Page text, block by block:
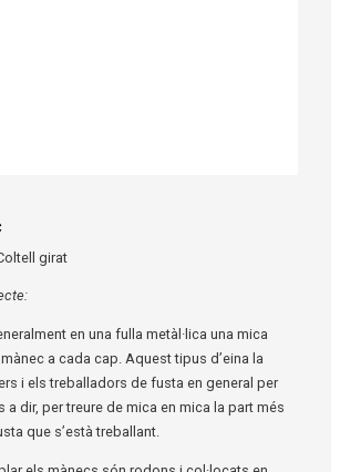
girat
en una fulla metàl·lica una mica
a cada cap. Aquest tipus d’eina la
i els treballadors de fusta en general per
a dir, per treure de mica en mica la part més
que s’està treballant.